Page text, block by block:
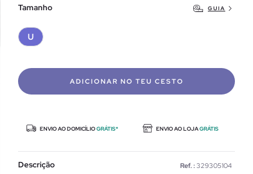
Tamanho GUIA
U
ADICIONAR NO TEU CESTO
ENVIO AO DOMICÍLIOGRÁTIS* ENVIO AO LOJAGRÁTIS
Descrição Ref. : 329305104